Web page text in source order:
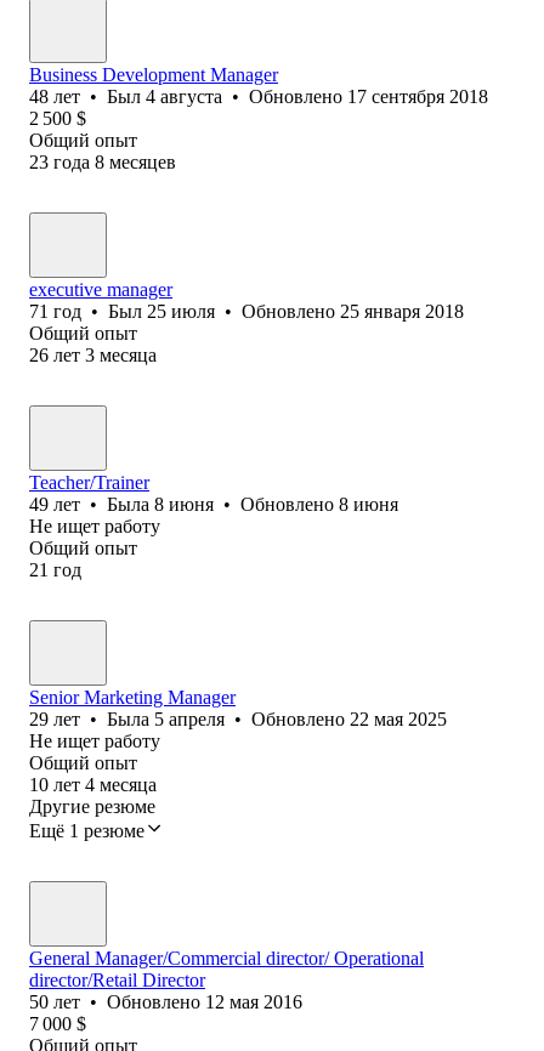
Business Development Manager
48 лет • Был 4 августа • Обновлено 17 сентября 2018
2 500 $
Общий опыт
23 года 8 месяцев
executive manager
71 год • Был 25 июля • Обновлено 25 января 2018
Общий опыт
26 лет 3 месяца
Teacher/Trainer
49 лет • Была 8 июня • Обновлено 8 июня
Не ищет работу
Общий опыт
21 год
Senior Marketing Manager
29 лет • Была 5 апреля • Обновлено 22 мая 2025
Не ищет работу
Общий опыт
10 лет 4 месяца
Другие резюме
Ещё 1 резюме
General Manager/Commercial director/ Operational
director/Retail Director
50 лет • Обновлено 12 мая 2016
7 000 $
Общий опыт